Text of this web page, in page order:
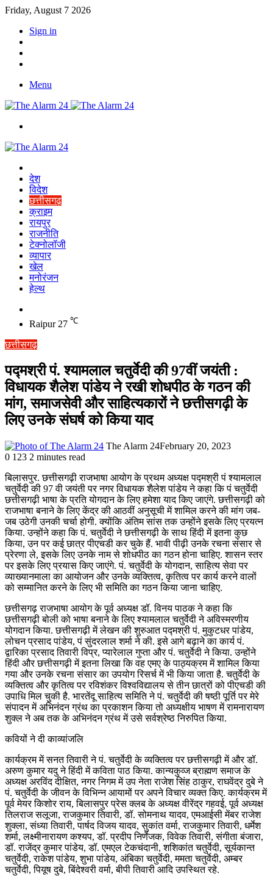
Friday, August 7 2026
Sign in
Menu
देश
विदेश
छत्तीसगढ़
क्राइम
रायपुर
राजनीति
टेक्नोलॉजी
व्यापार
खेल
मनोरंजन
हेल्थ
skin
Raipur 27 ℃
छत्तीसगढ़
पद्मश्री पं. श्यामलाल चतुर्वेदी की 97वीं जयंती :
विधायक शैलेश पांडेय ने रखी शोधपीठ के गठन की
मांग, समाजसेवी और साहित्यकारों ने छत्तीसगढ़ी के
लिए उनके संघर्ष को किया याद
The Alarm 24February 20, 2023
0 123 2 minutes read
बिलासपुर. छत्तीसगढ़ी राजभाषा आयोग के प्रथम अध्यक्ष पद्मश्री पं श्यामलाल
चतुर्वेदी की 97 वी जयंती पर नगर विधायक शैलेश पांडेय ने कहा कि पं चतुर्वेदी
छत्तीसगढ़ी भाषा के प्रति योगदान के लिए हमेशा याद किए जाएंगे. छत्तीसगढ़ी को
राजभाषा बनाने के लिए केंद्र की आठवीं अनुसूची में शामिल करने की मांग जब-
जब उठेगी उनकी चर्चा होगी. क्योंकि अंतिम सांस तक उन्होंने इसके लिए प्रयत्न
किया. उन्होंने कहा कि पं. चतुर्वेदी ने छत्तीसगढ़ी के साथ हिंदी में इतना कुछ
किया, उन पर कई छात्र पीएचडी कर चुके हैं. भावी पीढ़ी उनके रचना संसार से
प्रेरणा ले, इसके लिए उनके नाम से शोधपीठ का गठन होना चाहिए. शासन स्तर
पर इसके लिए प्रयास किए जाएंगे. पं. चतुर्वेदी के योगदान, साहित्य सेवा पर
व्याख्यानमाला का आयोजन और उनके व्यक्तित्व, कृतित्व पर कार्य करने वालों
को सम्मानित करने के लिए भी समिति का गठन किया जाना चाहिए.
छत्तीसगढ़ राजभाषा आयोग के पूर्व अध्यक्ष डॉ. विनय पाठक ने कहा कि
छत्तीसगढ़ी बोली को भाषा बनाने के लिए श्यामलाल चतुर्वेदी ने अविस्मरणीय
योगदान किया. छत्तीसगढ़ी में लेखन की शुरुआत पद्मश्री पं. मुकुटधर पांडेय,
लोचन प्रसाद पांडेय, पं सुंदरलाल शर्मा ने की. इसे आगे बढ़ाने का कार्य पं.
द्वारिका प्रसाद तिवारी विप्र, प्यारेलाल गुप्ता और पं. चतुर्वेदी ने किया. उन्होंने
हिंदी और छत्तीसगढ़ी में इतना लिखा कि वह एमए के पाठ्यक्रम में शामिल किया
गया और उनके रचना संसार का उपयोग रिसर्च में भी किया जाता है. चतुर्वेदी के
व्यक्तित्व और कृतित्व पर रविशंकर विश्वविद्यालय से तीन छात्रों को पीएचडी की
उपाधि मिल चुकी है. भारतेंदू साहित्य समिति ने पं. चतुर्वेदी की षष्ठी पूर्ति पर मेरे
संपादन में अभिनंदन ग्रंथ का प्रकाशन किया तो अध्यक्षीय भाषण में रामनारायण
शुक्ल ने अब तक के अभिनंदन ग्रंथ में उसे सर्वश्रेष्ठ निरुपित किया.
कवियों ने दी काव्यांजलि
कार्यक्रम में सनत तिवारी ने पं. चतुर्वेदी के व्यक्तित्व पर छत्तीसगढ़ी में और डॉ.
अरुण कुमार यदु ने हिंदी में कविता पाठ किया. कान्यकुव्ज ब्राह्मण समाज के
अध्यक्ष अरविंद दीक्षित, नगर निगम में उप नेता राजेश सिंह ठाकुर, राघवेंद्र दुबे ने
पं. चतुर्वेदी के जीवन के विभिन्न आयामों पर अपने विचार व्यक्त किए. कार्यक्रम में
पूर्व मेयर किशोर राय, बिलासपुर प्रेस क्लब के अध्यक्ष वीरेंद्र गहवई, पूर्व अध्यक्ष
तिलराज सलूजा, राजकुमार तिवारी, डॉ. सोमनाथ यादव, एमआईसी मेंबर राजेश
शुक्ला, संध्या तिवारी, पार्षद विजय यादव, सुकांत वर्मा, राजकुमार तिवारी, धर्मेश
शर्मा, लक्ष्मीनारायण कश्यप, डॉ. प्रदीप निर्णेजक, विवेक तिवारी, संगीता बंजारा,
डॉ. राजेंद्र कुमार पांडेय, डॉ. एमएल टेकचंदानी, शशिकांत चतुर्वेदी, सूर्यकान्त
चतुर्वेदी, राकेश पांडेय, शुभा पांडेय, अंबिका चतुर्वेदी, ममता चतुर्वेदी, अम्बर
चतुर्वेदी, पियूष दुबे, बिंदेश्वरी वर्मा, बीपी तिवारी आदि उपस्थित रहे.